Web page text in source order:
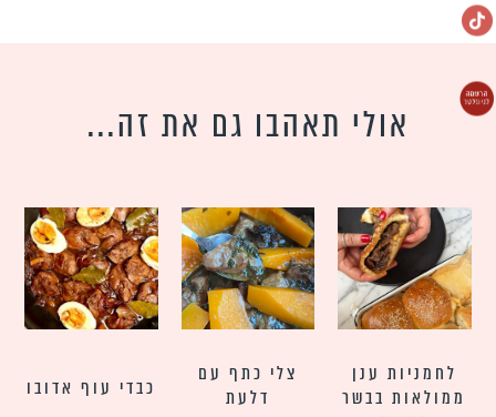
אולי תאהבו גם את זה...
לחמניות ענן
ממולאות בבשר
צלי כתף עם
דלעת
כבדי עוף אדובו